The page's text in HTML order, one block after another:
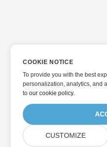
COOKIE NOTICE
To provide you with the best
personalization, analytics, and
toour cookie policy.
CUSTOMIZE